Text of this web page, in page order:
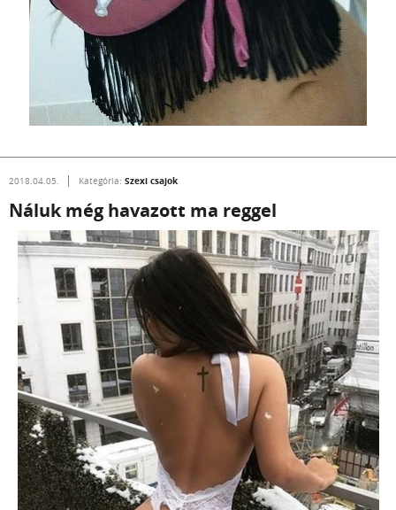
2018.04.05. Kategória: Szexi csajok
Náluk még havazott ma reggel